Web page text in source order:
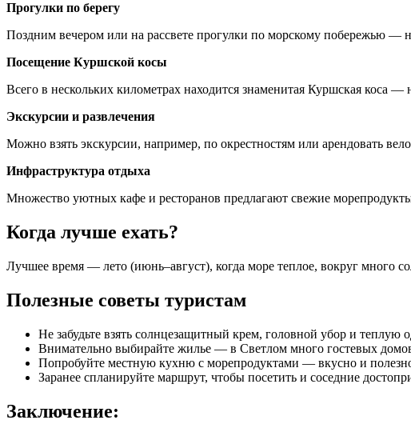
Прогулки по берегу
Поздним вечером или на рассвете прогулки по морскому побережью —
Посещение Куршской косы
Всего в нескольких километрах находится знаменитая Куршская
Экскурсии и развлечения
Можно взять экскурсии, например, по окрестностям или арендовать
Инфраструктура отдыха
Множество уютных кафе и ресторанов предлагают свежие
Когда лучше ехать?
Лучшее время — лето (июнь–август), когда море теплое, вокруг много
Полезные советы туристам
Не забудьте взять солнцезащитный крем, головной убор и теплую
Внимательно выбирайте жилье — в Светлом много гостевых
Попробуйте местную кухню с морепродуктами — вкусно и
Заранее спланируйте маршрут, чтобы посетить и соседние
Заключение: